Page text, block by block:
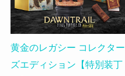
黄金のレガシー コレクター
ズエディション【特別装丁